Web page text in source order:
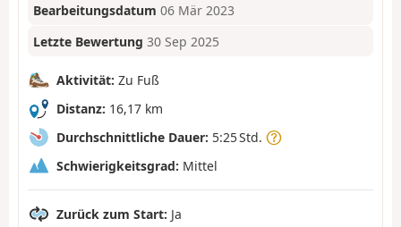
Bearbeitungsdatum 06 Mär 2023
Letzte Bewertung 30 Sep 2025
Aktivität: Zu Fuß
Distanz: 16,17 km
Durchschnittliche Dauer: 5:25 Std.
Schwierigkeitsgrad: Mittel
Zurück zum Start: Ja